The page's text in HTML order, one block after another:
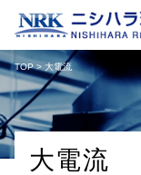
TOP> 大電流
大電流